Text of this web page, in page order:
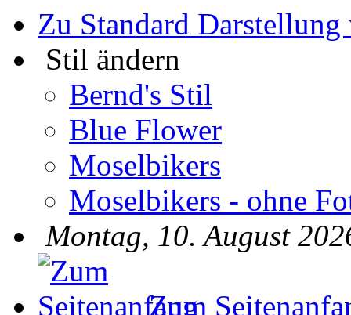
Zu Standard Darstellung
Stil ändern
Bernd's Stil
Blue Flower
Moselbikers
Moselbikers - ohne
Montag, 10. August
Zum